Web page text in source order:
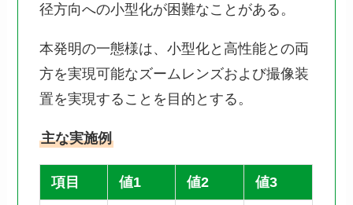
径方向への小型化が困難なことがある。
本発明の一態様は、小型化と高性能との両
方を実現可能なズームレンズおよび撮像装
置を実現することを目的とする。
主な実施例
項目 値1 値2 値3